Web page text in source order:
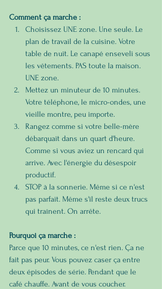
Comment ça marche :
Choisissez UNE zone. Une seule. Le
plan de travail de la cuisine. Votre
table de nuit. Le canapé enseveli sous
les vêtements. PAS toute la maison.
UNE zone.
Mettez un minuteur de 10 minutes.
Votre téléphone, le micro-ondes, une
vieille montre, peu importe.
Rangez comme si votre belle-mère
débarquait dans un quart d'heure.
Comme si vous aviez un rencard qui
arrive. Avec l'énergie du désespoir
productif.
STOP à la sonnerie. Même si ce n'est
pas parfait. Même s'il reste deux trucs
qui traînent. On arrête.
Pourquoi ça marche :
Parce que 10 minutes, ce n'est rien. Ça ne
fait pas peur. Vous pouvez caser ça entre
deux épisodes de série. Pendant que le
café chauffe. Avant de vous coucher.